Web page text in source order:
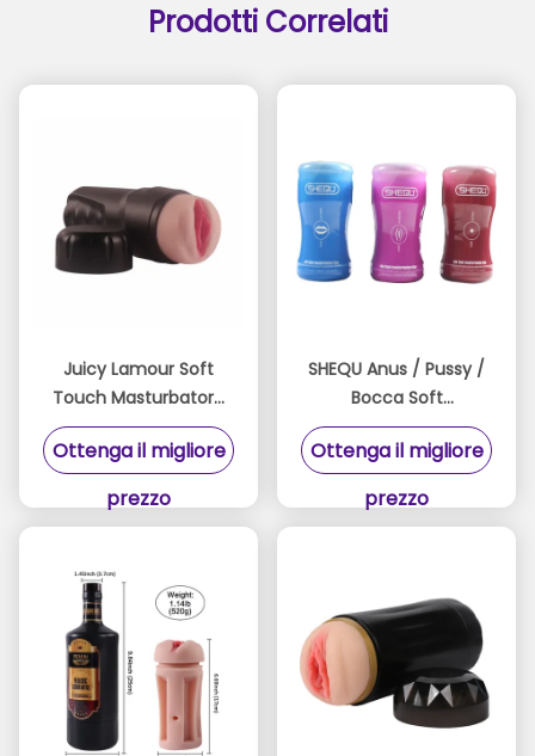
Prodotti Correlati
Juicy Lamour Soft
Touch Masturbatore
con canale interno 3D
e design
Ottenga il migliore
prezzo
SHEQU Anus / Pussy /
Bocca Soft
Masturbator giocattoli
TPR + PP Per Uomo
Ottenga il migliore
prezzo